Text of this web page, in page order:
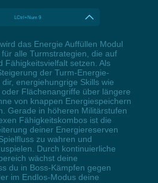
LCtrl+Num 9
das Energie Auffüllen Modul
alle Turmstrategien, die auf
Fähigkeitsvielfalt setzen. Als
der Turm-Energie-
energiehungrige Skills wie
Flächenangriffe über längere
von knappen Energiespeichern
Gerade in höheren Militärstufen
Fähigkeitskombos ist die
deiner Energiereserven
zu wahren und
Durch kontinuierliche
wächst deine
du in Boss-Kämpfen gegen
im Endlos-Modus deine